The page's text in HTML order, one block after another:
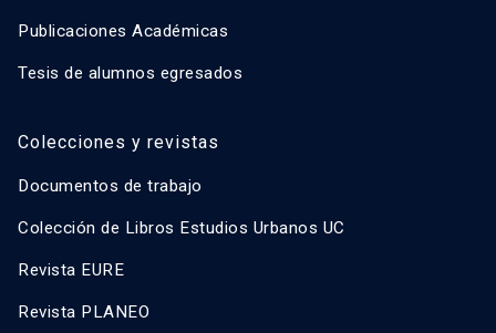
Publicaciones Académicas
Tesis de alumnos egresados
Colecciones y revistas
Documentos de trabajo
Colección de Libros Estudios Urbanos UC
Revista EURE
Revista PLANEO